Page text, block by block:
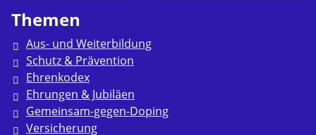
Themen
Aus- und Weiterbildung
Schutz & Prävention
Ehrenkodex
Ehrungen & Jubiläen
Gemeinsam-gegen-Doping
Versicherung